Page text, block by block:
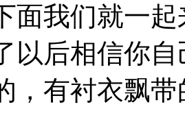
面我们就一
以后相信你
，有衬衣飘